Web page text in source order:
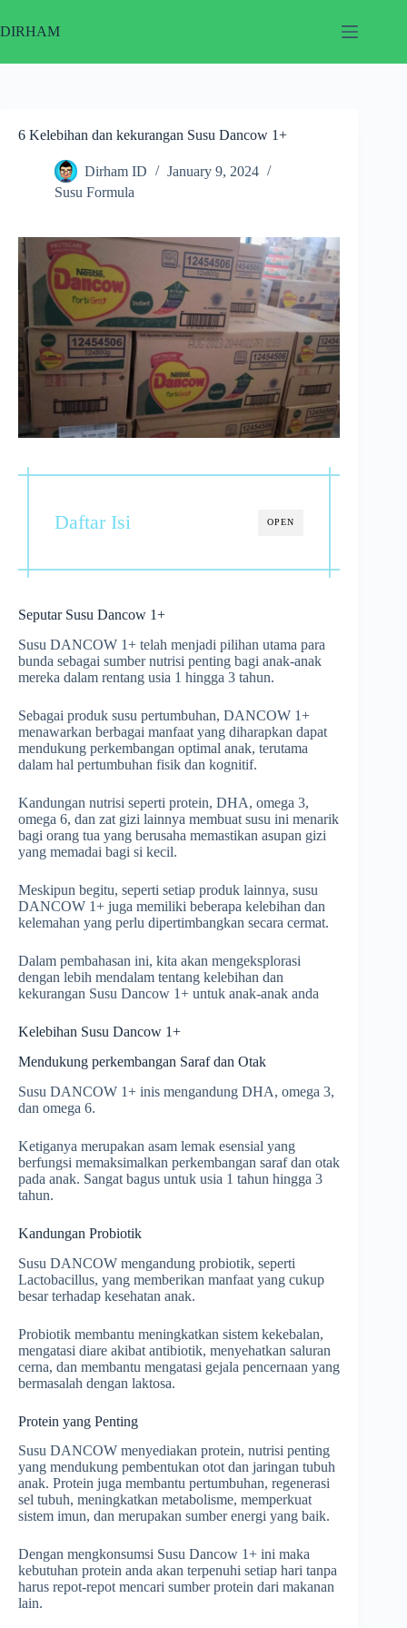
to
content
DIRHAM
6 Kelebihan dan kekurangan Susu Dancow 1+
Dirham ID
January 9, 2024
Susu Formula
OPEN
Daftar Isi
Seputar Susu Dancow 1+
Susu DANCOW 1+ telah menjadi pilihan utama para
bunda sebagai sumber nutrisi penting bagi anak-anak
mereka dalam rentang usia 1 hingga 3 tahun.
Sebagai produk susu pertumbuhan, DANCOW 1+
menawarkan berbagai manfaat yang diharapkan dapat
mendukung perkembangan optimal anak, terutama
dalam hal pertumbuhan fisik dan kognitif.
Kandungan nutrisi seperti protein, DHA, omega 3,
omega 6, dan zat gizi lainnya membuat susu ini menarik
bagi orang tua yang berusaha memastikan asupan gizi
yang memadai bagi si kecil.
Meskipun begitu, seperti setiap produk lainnya, susu
DANCOW 1+ juga memiliki beberapa kelebihan dan
kelemahan yang perlu dipertimbangkan secara cermat.
Dalam pembahasan ini, kita akan mengeksplorasi
dengan lebih mendalam tentang kelebihan dan
kekurangan Susu Dancow 1+ untuk anak-anak anda
Kelebihan Susu Dancow 1+
Mendukung perkembangan Saraf dan Otak
Susu DANCOW 1+ inis mengandung DHA, omega 3,
dan omega 6.
Ketiganya merupakan asam lemak esensial yang
berfungsi memaksimalkan perkembangan saraf dan otak
pada anak. Sangat bagus untuk usia 1 tahun hingga 3
tahun.
Kandungan Probiotik
Susu DANCOW mengandung probiotik, seperti
Lactobacillus, yang memberikan manfaat yang cukup
besar terhadap kesehatan anak.
Probiotik membantu meningkatkan sistem kekebalan,
mengatasi diare akibat antibiotik, menyehatkan saluran
cerna, dan membantu mengatasi gejala pencernaan yang
bermasalah dengan laktosa.
Protein yang Penting
Susu DANCOW menyediakan protein, nutrisi penting
yang mendukung pembentukan otot dan jaringan tubuh
anak. Protein juga membantu pertumbuhan, regenerasi
sel tubuh, meningkatkan metabolisme, memperkuat
sistem imun, dan merupakan sumber energi yang baik.
Dengan mengkonsumsi Susu Dancow 1+ ini maka
kebutuhan protein anda akan terpenuhi setiap hari tanpa
harus repot-repot mencari sumber protein dari makanan
lain.